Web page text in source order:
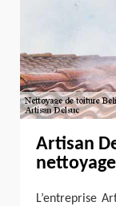
Artisan
L’entreprise